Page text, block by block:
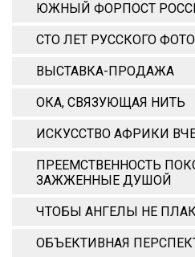
ЮЖНЫЙ ФОРПОСТ
СТО ЛЕТ РУССКОГО
ВЫСТАВКА-ПРОДАЖА
ОКА, СВЯЗУЮЩАЯ НИТЬ
ИСКУССТВО АФРИКИ
ПРЕЕМСТВЕННОСТЬ
ЗАЖЖЕННЫЕ ДУШОЙ
ЧТОБЫ АНГЕЛЫ НЕ
ОБЪЕКТИВНАЯ